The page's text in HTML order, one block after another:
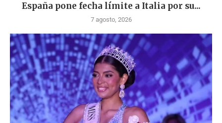
España pone fecha límite a Italia por su...
7 agosto, 2026